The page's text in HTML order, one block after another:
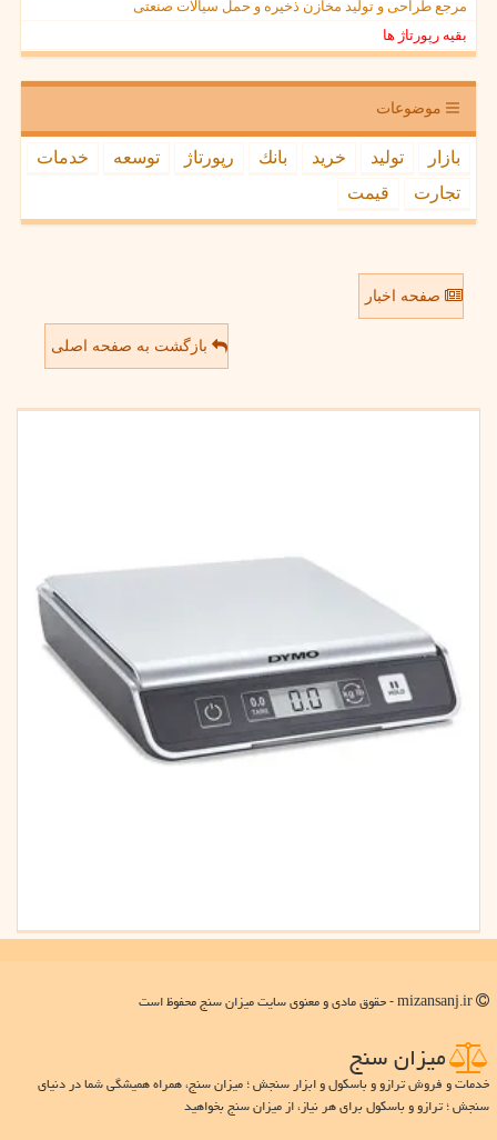
مرجع طراحی و تولید مخازن ذخیره و حمل سیالات صنعتی
بقیه رپورتاژ ها
موضوعات
بازار تولید خرید بانك رپورتاژ توسعه
خدمات
تجارت
قیمت
صفحه اخبار
بازگشت به صفحه اصلی
میزان سنج
خدمات و فروش ترازو و باسکول و ابزار سنجش ؛ میزان سنج، همراه همیشگی شما در دنیای
سنجش ؛ ترازو و باسکول برای هر نیاز، از میزان سنج بخواهید